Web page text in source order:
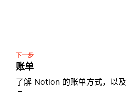
下一步
账单
了解 Notion 的账单方式，以
🧾